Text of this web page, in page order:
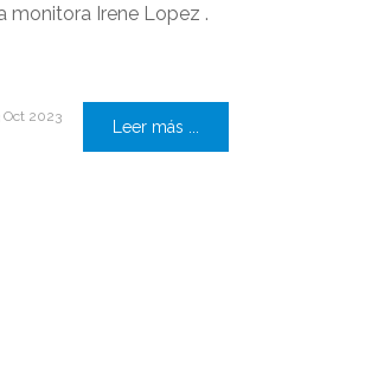
monitora Irene Lopez .
Oct 2023
Leer más ...